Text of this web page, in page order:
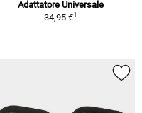
Adattatore Universale
34,95 €1